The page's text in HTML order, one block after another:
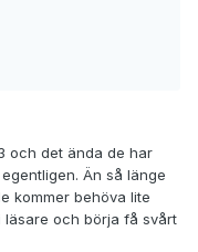
och det ända de har
Än så länge
kommer behöva lite
läsare och börja få svårt